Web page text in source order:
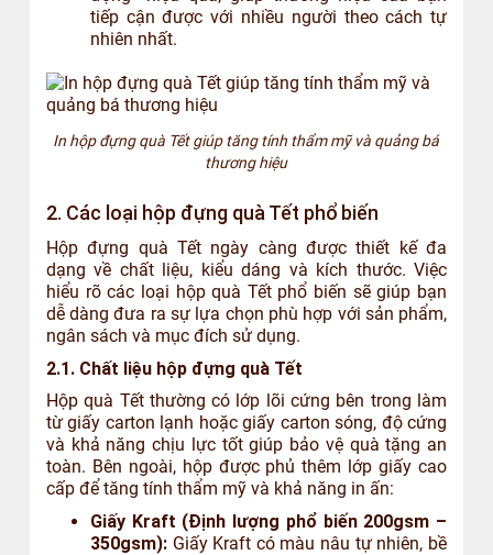
tiếp cận được với nhiều người theo cách tự
nhiên nhất.
In hộp đựng quà Tết giúp tăng tính thẩm mỹ và quảng bá
thương hiệu
2. Các loại hộp đựng quà Tết phổ biến
Hộp đựng quà Tết ngày càng được thiết kế đa
dạng về chất liệu, kiểu dáng và kích thước. Việc
hiểu rõ các loại hộp quà Tết phổ biến sẽ giúp bạn
dễ dàng đưa ra sự lựa chọn phù hợp với sản phẩm,
ngân sách và mục đích sử dụng.
2.1. Chất liệu hộp đựng quà Tết
Hộp quà Tết thường có lớp lõi cứng bên trong làm
từ giấy carton lạnh hoặc giấy carton sóng, độ cứng
và khả năng chịu lực tốt giúp bảo vệ quà tặng an
toàn. Bên ngoài, hộp được phủ thêm lớp giấy cao
cấp để tăng tính thẩm mỹ và khả năng in ấn:
Giấy Kraft (Định lượng phổ biến 200gsm –
350gsm):Giấy Kraft có màu nâu tự nhiên, bề